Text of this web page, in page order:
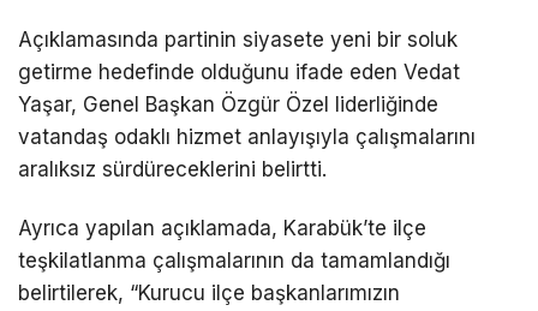
Açıklamasında partinin siyasete yeni bir soluk
getirme hedefinde olduğunu ifade eden Vedat
Yaşar, Genel Başkan Özgür Özel liderliğinde
vatandaş odaklı hizmet anlayışıyla çalışmalarını
aralıksız sürdüreceklerini belirtti.
Ayrıca yapılan açıklamada, Karabük’te ilçe
teşkilatlanma çalışmalarının da tamamlandığı
belirtilerek, “Kurucu ilçe başkanlarımızın